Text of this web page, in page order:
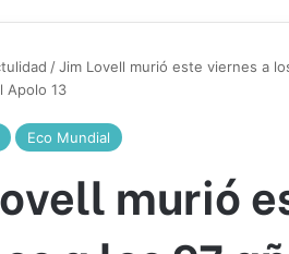
/Jim Lovell murió este viernes a
Apolo 13
Eco Mundial
murió